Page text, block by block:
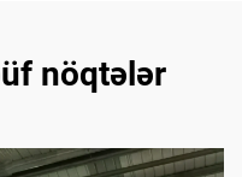
nöqtələr